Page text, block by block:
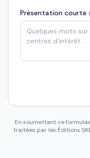
Présentation courte
En soumettant ce
traitées par les Éditions